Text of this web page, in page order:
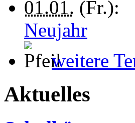
01.01. (Fr.):
Neujahr
weitere
Aktuelles